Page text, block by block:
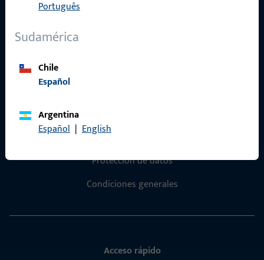
Português
Sudamérica
Chile
Español
Argentina
Español | English
Aviso legal
Protección de datos
Condiciones generales
Acceso rápido